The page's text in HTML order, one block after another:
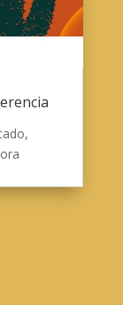
,